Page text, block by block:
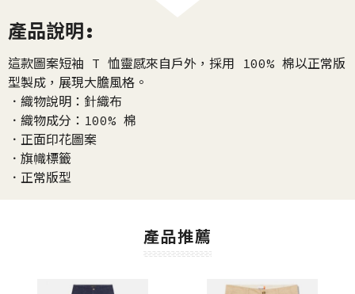
產品說明:
這款圖案短袖 T 恤靈感來自戶外，採用 100% 棉以正常版
型製成，展現大膽風格。
．織物說明：針織布
．織物成分：100% 棉
．正面印花圖案
．旗幟標籤
．正常版型
產品推薦